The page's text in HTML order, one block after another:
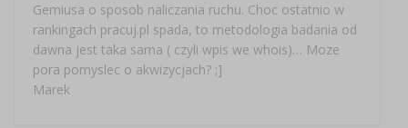
Gemiusa o sposob naliczania ruchu. Choc ostatnio w
rankingach pracuj.pl spada, to metodologia badania od
dawna jest taka sama ( czyli wpis we whois)… Moze
pora pomyslec o akwizycjach? ;]
Marek